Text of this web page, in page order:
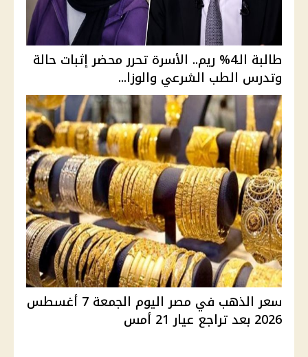
طالبة الـ4% ريم.. الأسرة تحرر محضر إثبات حالة
وتدرس الطب الشرعي والوزا...
سعر الذهب في مصر اليوم الجمعة 7 أغسطس
2026 بعد تراجع عيار 21 أمس